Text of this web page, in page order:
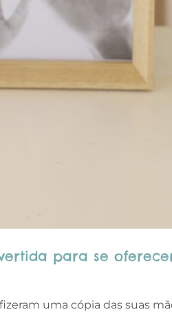
para se
uma cópia das suas